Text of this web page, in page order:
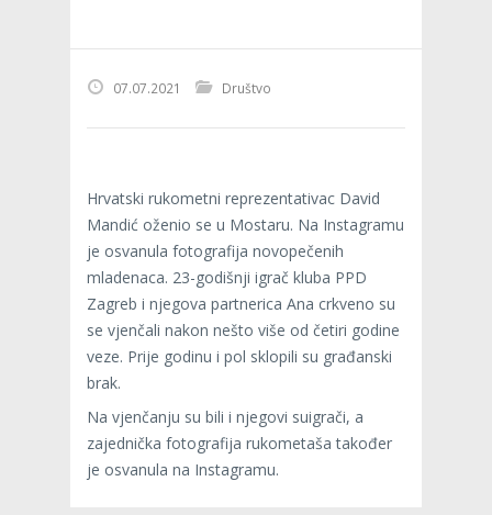
07.07.2021 Društvo
Hrvatski rukometni reprezentativac David
Mandić oženio se u Mostaru. Na Instagramu
je osvanula fotografija novopečenih
mladenaca. 23-godišnji igrač kluba PPD
Zagreb i njegova partnerica Ana crkveno su
se vjenčali nakon nešto više od četiri godine
veze. Prije godinu i pol sklopili su građanski
brak.
Na vjenčanju su bili i njegovi suigrači, a
zajednička fotografija rukometaša također
je osvanula na Instagramu.